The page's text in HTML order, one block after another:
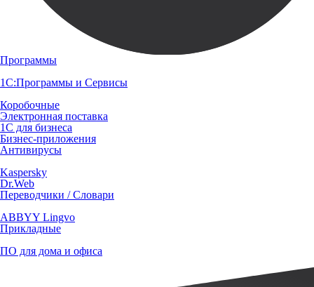
Программы
1С:Программы и Сервисы
Коробочные
Электронная поставка
1С для бизнеса
Бизнес-приложения
Антивирусы
Kaspersky
Dr.Web
Переводчики / Словари
ABBYY Lingvo
Прикладные
ПО для дома и офиса